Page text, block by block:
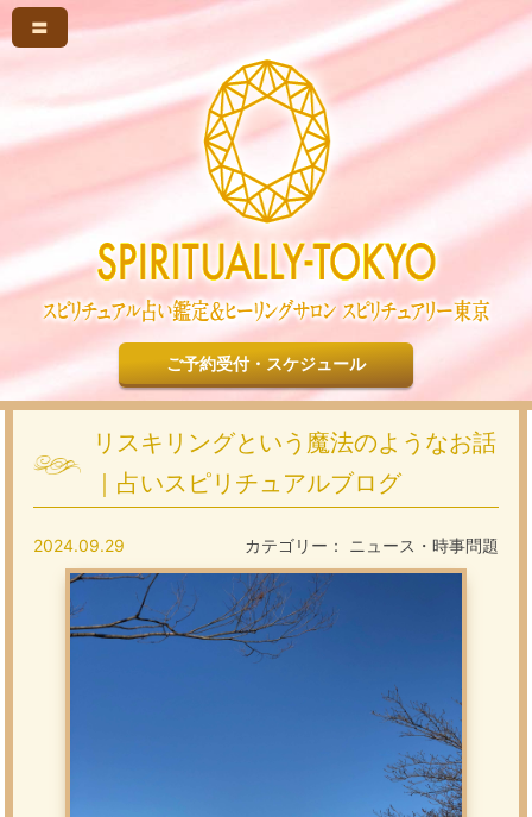
〓
ご予約受付・スケジュール
リスキリングという魔法のようなお話
｜占いスピリチュアルブログ
カテゴリー： ニュース・時事問題
2024.09.29